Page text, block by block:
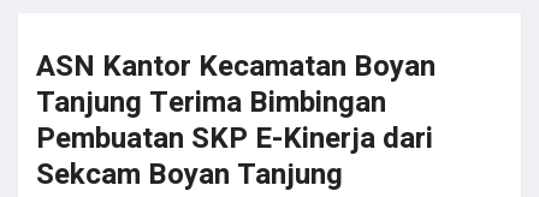
ASN Kantor Kecamatan Boyan
Tanjung Terima Bimbingan
Pembuatan SKP E-Kinerja dari
Sekcam Boyan Tanjung